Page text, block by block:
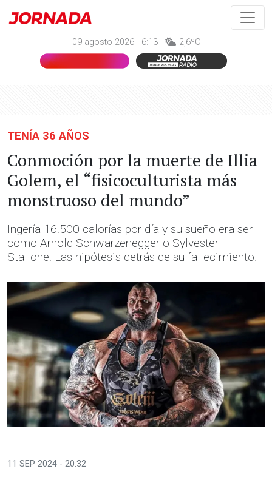
09 agosto 2026 - 6:13 - 2,6ºC
TENÍA 36 AÑOS
Conmoción por la muerte de Illia
Golem, el “fisicoculturista más
monstruoso del mundo”
Ingería 16.500 calorías por día y su sueño era ser
como Arnold Schwarzenegger o Sylvester
Stallone. Las hipótesis detrás de su fallecimiento.
11 SEP 2024 - 20:32